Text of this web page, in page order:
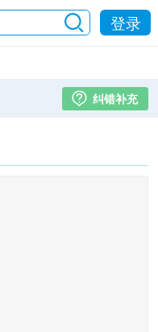
登录
纠错补充